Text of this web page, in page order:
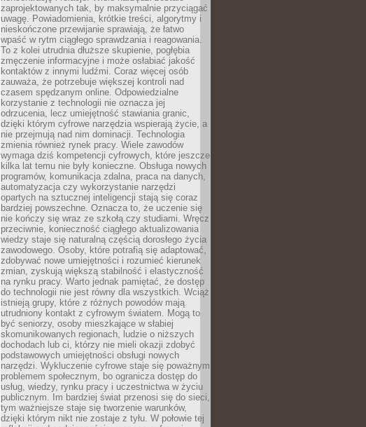
zaprojektowanych tak, by maksymalnie przyciągać
uwagę. Powiadomienia, krótkie treści, algorytmy i
nieskończone przewijanie sprawiają, że łatwo
wpaść w rytm ciągłego sprawdzania i reagowania.
To z kolei utrudnia dłuższe skupienie, pogłębia
zmęczenie informacyjne i może osłabiać jakość
kontaktów z innymi ludźmi. Coraz więcej osób
zauważa, że potrzebuje większej kontroli nad
czasem spędzanym online. Odpowiedzialne
korzystanie z technologii nie oznacza jej
odrzucenia, lecz umiejętność stawiania granic,
dzięki którym cyfrowe narzędzia wspierają życie, a
nie przejmują nad nim dominacji. Technologia
zmienia również rynek pracy. Wiele zawodów
wymaga dziś kompetencji cyfrowych, które jeszcze
kilka lat temu nie były konieczne. Obsługa nowych
programów, komunikacja zdalna, praca na danych,
automatyzacja czy wykorzystanie narzędzi
opartych na sztucznej inteligencji stają się coraz
bardziej powszechne. Oznacza to, że uczenie się
nie kończy się wraz ze szkołą czy studiami. Wręcz
przeciwnie, konieczność ciągłego aktualizowania
wiedzy staje się naturalną częścią dorosłego życia
zawodowego. Osoby, które potrafią się adaptować,
zdobywać nowe umiejętności i rozumieć kierunek
zmian, zyskują większą stabilność i elastyczność
na rynku pracy. Warto jednak pamiętać, że dostęp
do technologii nie jest równy dla wszystkich. Wciąż
istnieją grupy, które z różnych powodów mają
utrudniony kontakt z cyfrowym światem. Mogą to
być seniorzy, osoby mieszkające w słabiej
skomunikowanych regionach, ludzie o niższych
dochodach lub ci, którzy nie mieli okazji zdobyć
podstawowych umiejętności obsługi nowych
narzędzi. Wykluczenie cyfrowe staje się poważnym
problemem społecznym, bo ogranicza dostęp do
usług, wiedzy, rynku pracy i uczestnictwa w życiu
publicznym. Im bardziej świat przenosi się do sieci,
tym ważniejsze staje się tworzenie warunków,
dzięki którym nikt nie zostaje z tyłu. W połowie tej